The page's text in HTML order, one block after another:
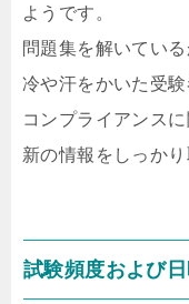
ようです。
問題集を解いてい
冷や汗をかいた受験
コンプライアンス
新の情報をしっかり
試験頻度および